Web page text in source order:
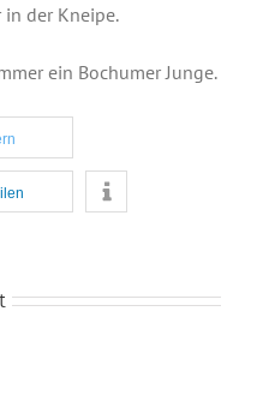
der Kneipe.
ein Bochumer Junge.